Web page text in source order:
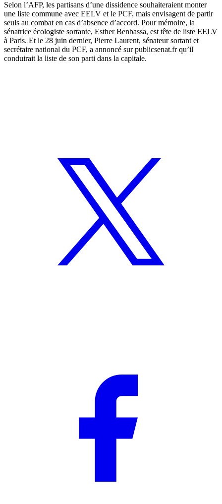
Selon l’AFP, les partisans d’une dissidence souhaiteraient monter
une liste commune avec EELV et le PCF, mais envisagent de partir
seuls au combat en cas d’absence d’accord. Pour mémoire, la
sénatrice écologiste sortante, Esther Benbassa, est tête de liste EELV
à Paris. Et le 28 juin dernier, Pierre Laurent, sénateur sortant et
secrétaire national du PCF, a annoncé sur publicsenat.fr qu’il
conduirait la liste de son parti dans la capitale.